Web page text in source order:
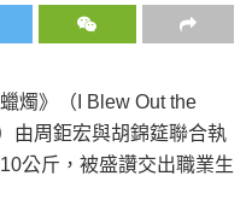
燭》（I Blew Out the
由周鉅宏與胡錦筵聯合執
公斤，被盛讚交出職業生